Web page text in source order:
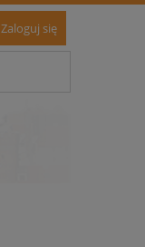
Zaloguj się